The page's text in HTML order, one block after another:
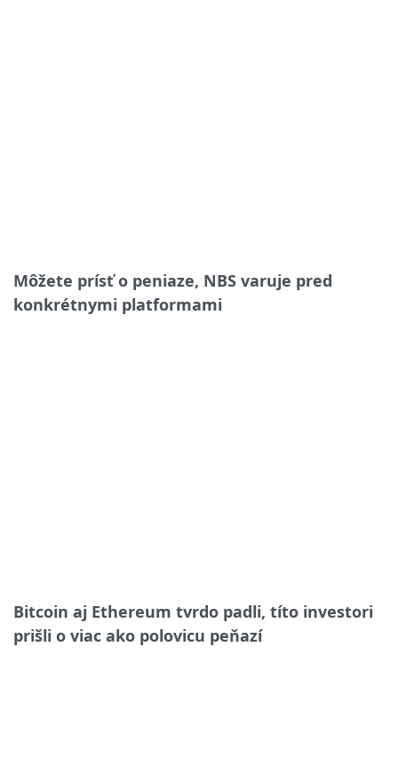
Môžete prísť o peniaze, NBS varuje pred
konkrétnymi platformami
Bitcoin aj Ethereum tvrdo padli, títo investori
prišli o viac ako polovicu peňazí